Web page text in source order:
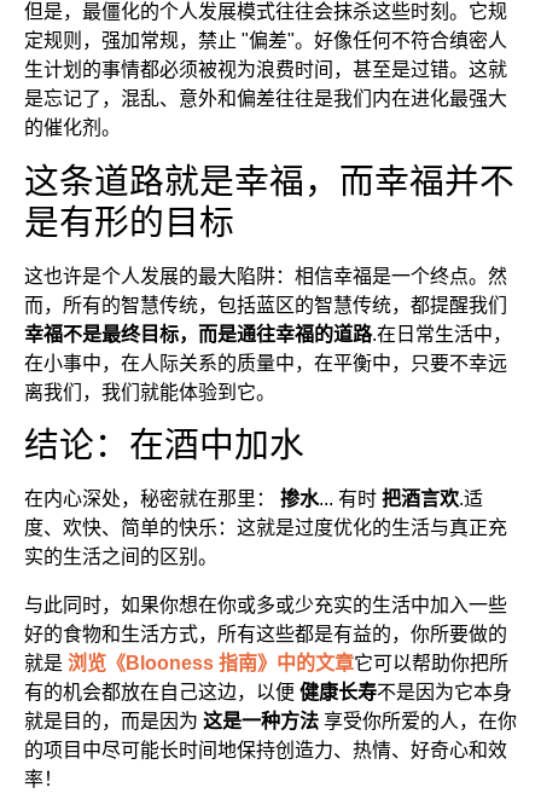
但是，最僵化的个人发展模式往往会抹杀这些时刻。它规
定规则，强加常规，禁止 "偏差"。好像任何不符合缜密人
生计划的事情都必须被视为浪费时间，甚至是过错。这就
是忘记了，混乱、意外和偏差往往是我们内在进化最强大
的催化剂。
这条道路就是幸福，而幸福并不
是有形的目标
这也许是个人发展的最大陷阱：相信幸福是一个终点。然
而，所有的智慧传统，包括蓝区的智慧传统，都提醒我们
幸福不是最终目标，而是通往幸福的道路.在日常生活中，
在小事中，在人际关系的质量中，在平衡中，只要不幸远
离我们，我们就能体验到它。
结论：在酒中加水
在内心深处，秘密就在那里： 掺水... 有时 把酒言欢.适
度、欢快、简单的快乐：这就是过度优化的生活与真正充
实的生活之间的区别。
与此同时，如果你想在你或多或少充实的生活中加入一些
好的食物和生活方式，所有这些都是有益的，你所要做的
就是 浏览《Blooness 指南》中的文章它可以帮助你把所
有的机会都放在自己这边，以便 健康长寿不是因为它本身
就是目的，而是因为 这是一种方法 享受你所爱的人，在你
的项目中尽可能长时间地保持创造力、热情、好奇心和效
率！